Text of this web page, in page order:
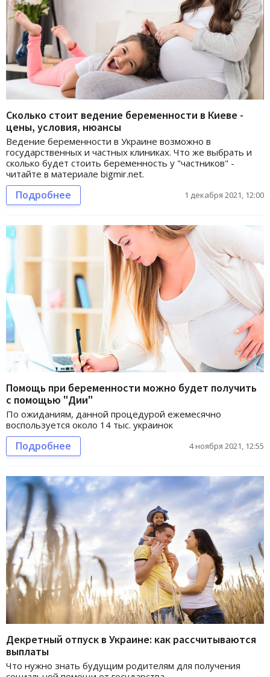
Сколько стоит ведение беременности в Киеве -
цены, условия, нюансы
Ведение беременности в Украине возможно в
государственных и частных клиниках. Что же выбрать и
сколько будет стоить беременность у "частников" -
читайте в материале bigmir.net.
Подробнее 1 декабря 2021, 12:00
Помощь при беременности можно будет получить
с помощью "Дии"
По ожиданиям, данной процедурой ежемесячно
воспользуется около 14 тыс. украинок
Подробнее 4 ноября 2021, 12:55
Декретный отпуск в Украине: как рассчитываются
выплаты
Что нужно знать будущим родителям для получения